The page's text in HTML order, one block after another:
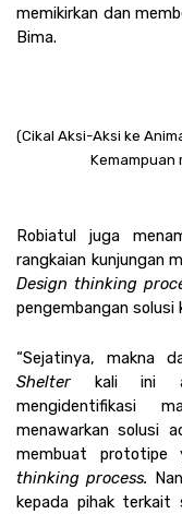
memikirkan dan
Bima.
(Cikal Aksi-Aksi ke
Kemampuan
Robiatul juga
Design thinking
pengembangan solusi
“Sejatinya, makna
Shelter kali ini
mengidentifikasi
menawarkan solusi
membuat prototipe
thinking process.
kepada pihak terkait